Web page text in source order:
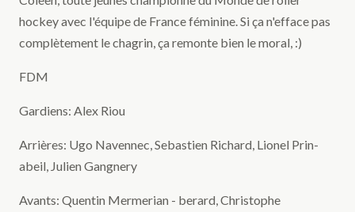
hockey avec l'équipe de France féminine. Si ça n'efface pas
complètement le chagrin, ça remonte bien le moral, :)
FDM
Gardiens: Alex Riou
Arrières: Ugo Navennec, Sebastien Richard, Lionel Prin-
abeil, Julien Gangnery
Avants: Quentin Mermerian - berard, Christophe